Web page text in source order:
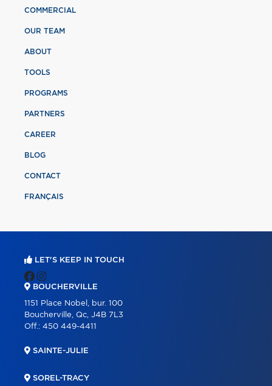
COMMERCIAL
OUR TEAM
ABOUT
TOOLS
PROGRAMS
PARTNERS
CAREER
BLOG
CONTACT
FRANÇAIS
LET'S KEEP IN TOUCH
BOUCHERVILLE
1151 Place Nobel, bur. 100
Boucherville, Qc, J4B 7L3
Off.: 450 449-4411
SAINTE-JULIE
SOREL-TRACY